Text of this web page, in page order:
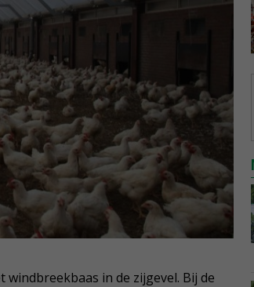
in de zijgevel. Bij de